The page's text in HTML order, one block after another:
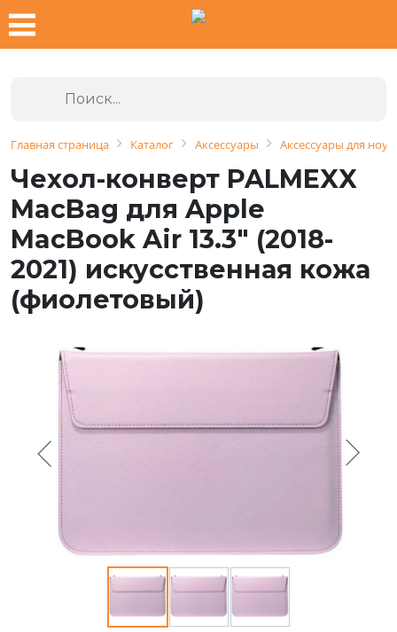
Главная страница Каталог Аксессуары Аксессуары для
Чехол-конверт PALMEXX
MacBag для Apple
MacBook Air 13.3" (2018-
2021) искусственная кожа
(фиолетовый)